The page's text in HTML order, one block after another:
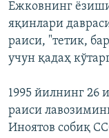
Ежковнинг
яқинлари
раиси, "тетик,
учун қадаҳ
1995 йилнинг
раиси
Иноятов собиқ